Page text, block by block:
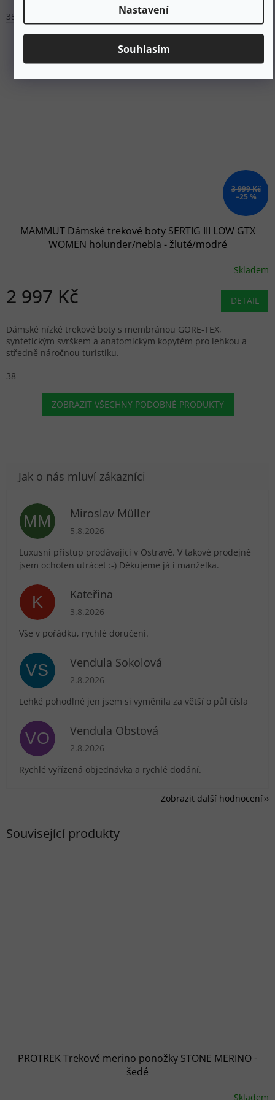
Nastavení
Souhlasím
Související produkty
PROTREK Trekové merino ponožky STONE MERINO -
šedé
Skladem
35,5
39,5 40
3 999 Kč
–25 %
MAMMUT Dámské trekové boty SERTIG III LOW GTX
WOMEN holunder/nebla - žluté/modré
Skladem
2 997 Kč DETAIL
Dámské nízké trekové boty s membránou GORE-TEX,
syntetickým svrškem a anatomickým kopytěm pro lehkou a
středně náročnou turistiku.
38
ZOBRAZIT VŠECHNY PODOBNÉ PRODUKTY
MM Miroslav Müller
Hodnocení obchodu je 5 z 5 hvězdiček.
5.8.2026
Luxusní přístup prodávající v Ostravě. V takové prodejně
jsem ochoten utrácet :-) Děkujeme já i manželka.
K Kateřina
Hodnocení obchodu je 5 z 5 hvězdiček.
3.8.2026
Vše v pořádku, rychlé doručení.
VS Vendula Sokolová
Hodnocení obchodu je 5 z 5 hvězdiček.
2.8.2026
Lehké pohodlné jen jsem si vyměnila za větší o půl čísla
VO Vendula Obstová
Hodnocení obchodu je 5 z 5 hvězdiček.
2.8.2026
Rychlé vyřízená objednávka a rychlé dodání.
Zobrazit další hodnocení